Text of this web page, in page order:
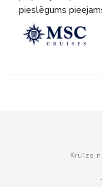
pieslēgums
Kruīzs